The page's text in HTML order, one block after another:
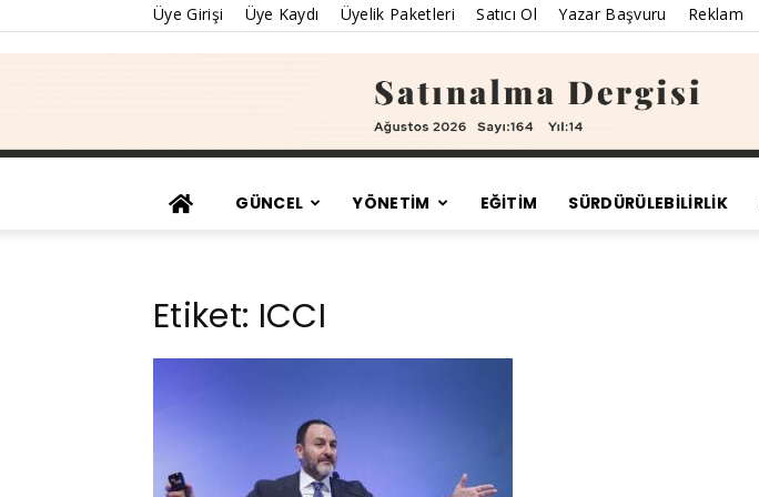
Üye Girişi Üye Kaydı Üyelik Paketleri Satıcı Ol Yazar Başvuru Reklam
GÜNCEL YÖNETİM EĞİTİM SÜRDÜRÜLEBILIRLIK
Etiket: ICCI